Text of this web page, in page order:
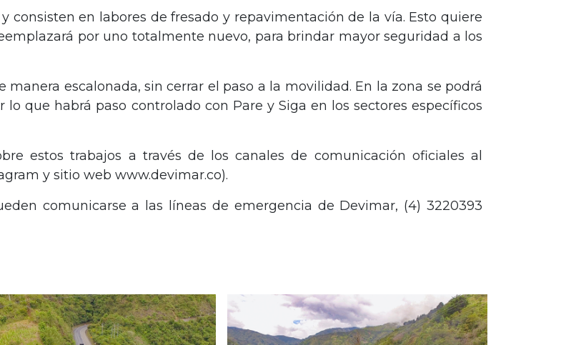
consisten en labores de fresado y repavimentación de la vía. Esto quiere
por uno totalmente nuevo, para brindar mayor seguridad a los
escalonada, sin cerrar el paso a la movilidad. En la zona se podrá
que habrá paso controlado con Pare y Siga en los sectores específicos
estos trabajos a través de los canales de comunicación oficiales al
y sitio web www.devimar.co).
comunicarse a las líneas de emergencia de Devimar, (4) 3220393